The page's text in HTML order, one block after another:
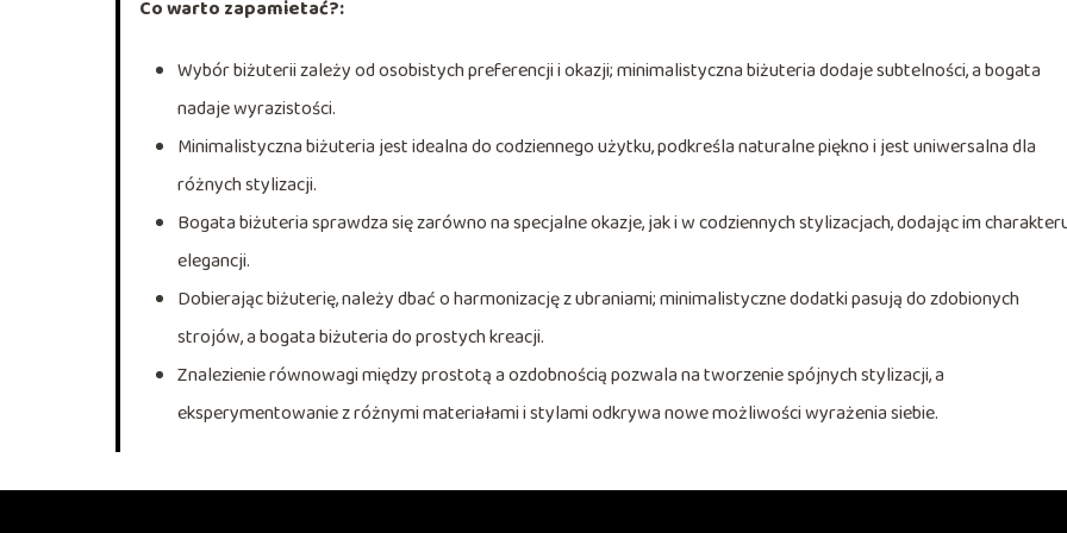
Co warto zapamietać?:
Wybór biżuterii zależy od osobistych preferencji i okazji; minimalistyczna biżuteria dodaje subtelności, a bogata
nadaje wyrazistości.
Minimalistyczna biżuteria jest idealna do codziennego użytku, podkreśla naturalne piękno i jest uniwersalna dla
różnych stylizacji.
Bogata biżuteria sprawdza się zarówno na specjalne okazje, jak i w codziennych stylizacjach, dodając im
elegancji.
Dobierając biżuterię, należy dbać o harmonizację z ubraniami; minimalistyczne dodatki pasują do zdobionych
strojów, a bogata biżuteria do prostych kreacji.
Znalezienie równowagi między prostotą a ozdobnością pozwala na tworzenie spójnych stylizacji, a
eksperymentowanie z różnymi materiałami i stylami odkrywa nowe możliwości wyrażenia siebie.